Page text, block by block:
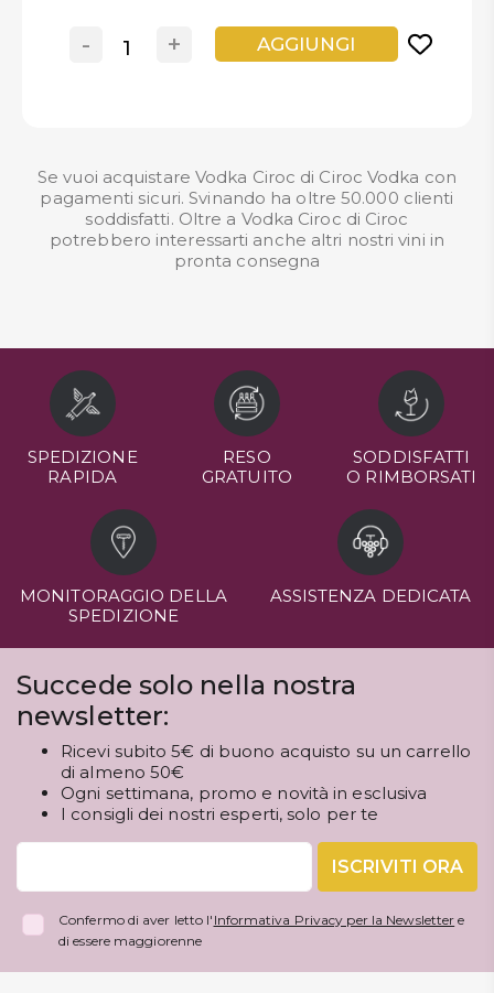
+
- AGGIUNGI
Se vuoi acquistare Vodka Ciroc di Ciroc Vodka con
pagamenti sicuri. Svinando ha oltre 50.000 clienti
soddisfatti. Oltre a Vodka Ciroc di Ciroc
potrebbero interessarti anche altri nostrivini in
pronta consegna
SPEDIZIONE
RAPIDA
RESO
GRATUITO
SODDISFATTI
O RIMBORSATI
MONITORAGGIO DELLA
SPEDIZIONE
ASSISTENZA DEDICATA
Succede solo nella nostra
newsletter:
Ricevi subito 5€ di buono acquisto su un carrello
di almeno 50€
Ogni settimana, promo e novità in esclusiva
I consigli dei nostri esperti, solo per te
ISCRIVITI ORA
Confermo di aver letto l' Informativa Privacy per la Newsletter e
di essere maggiorenne